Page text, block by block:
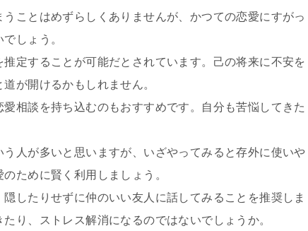
ことはめずらしくありませんが、かつての恋愛にすがっ
しょう。
定することが可能だとされています。己の将来に不安を
が開けるかもしれません。
相談を持ち込むのもおすすめです。自分も苦悩してきた
人が多いと思いますが、いざやってみると存外に使いや
ために賢く利用しましょう。
したりせずに仲のいい友人に話してみることを推奨しま
り、ストレス解消になるのではないでしょうか。